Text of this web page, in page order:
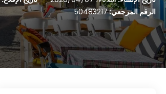
الرقم المرجعي:50483217